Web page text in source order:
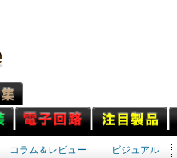
コラム＆レビュー ビジュアル